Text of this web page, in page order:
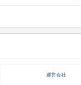
運営会社